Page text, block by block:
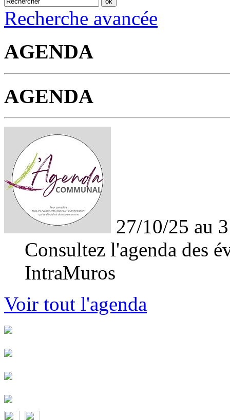
Recherche avancée
AGENDA
AGENDA
27/10/25 au
Consultez l'agenda des
IntraMuros
Voir tout l'agenda